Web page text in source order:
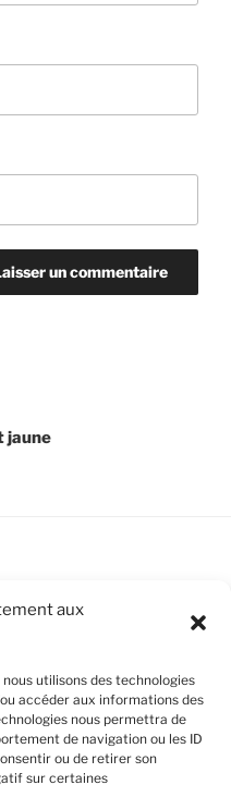
aux
utilisons des technologies
accéder aux informations des
nous permettra de
de navigation ou les ID
ou de retirer son
sur certaines
jaune